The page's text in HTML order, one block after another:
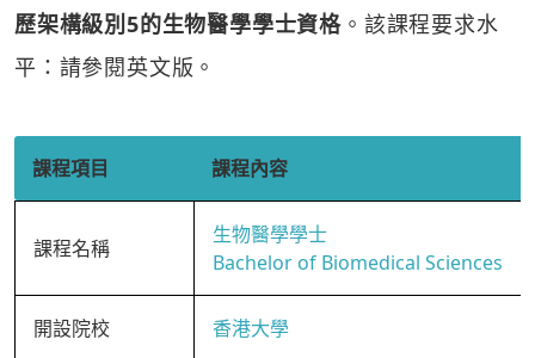
歷架構級別5的生物醫學學士資格 。該課程要求水
平：請參閱英文版。
課程項目 課程內容
課程名稱
生物醫學學士
Bachelor of Biomedical Sciences
開設院校 香港大學